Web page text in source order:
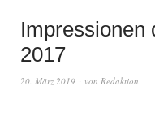
Impressionen
2017
20. März 2019 von Redaktion